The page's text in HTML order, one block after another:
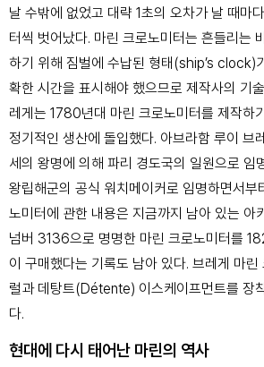
날 수밖에 없었고 대략 1초의 오차가 날 때마
터씩 벗어났다. 마린 크로노미터는 흔들리는
하기 위해 짐벌에 수납된 형태(ship’s clock)
확한 시간을 표시해야 했으므로 제작사의 기
레게는 1780년대 마린 크로노미터를 제작하
정기적인 생산에 돌입했다. 아브라함 루이 브
세의 왕명에 의해 파리 경도국의 일원으로 임
왕립해군의 공식 워치메이커로 임명하면서부
노미터에 관한 내용은 지금까지 남아 있는 아
넘버 3136으로 명명한 마린 크로노미터를
이 구매했다는 기록도 남아 있다. 브레게 마린
럴과 데탕트(Détente) 이스케이프먼트를 장
다.
현대에 다시 태어난 마린의 역사